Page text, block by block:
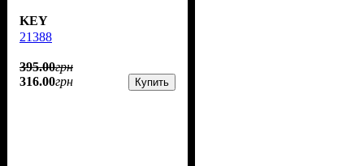
KEY
21388
395.00грн
316.00грн Купить